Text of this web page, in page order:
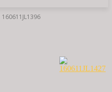
160611JL1396